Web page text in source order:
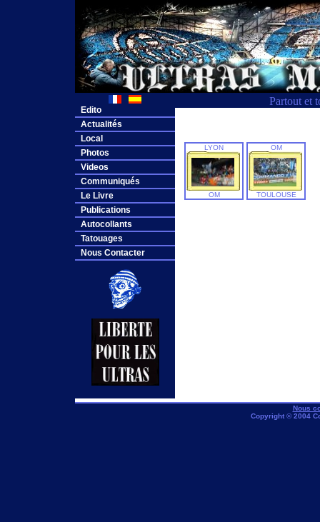
Partout et
Edito
Actualités
Local
Photos
Videos
Communiqués
Le Livre
Publications
Autocollants
Tatouages
Nous Contacter
LYON
OM
OM
TOULOUSE
Nous
Copyright © 2004